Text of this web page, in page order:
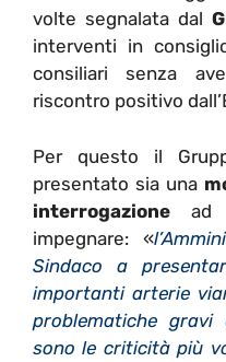
volte segnalata dal
interventi in
consiliari senza
riscontro positivo
Per questo il
presentato sia una
interrogazione ad
impegnare: «
Sindaco a
importanti arterie
problematiche
sono le criticità più